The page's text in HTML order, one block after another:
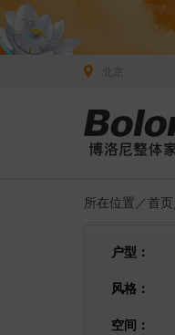
所在位置／首页
户型：
风格：
空间：